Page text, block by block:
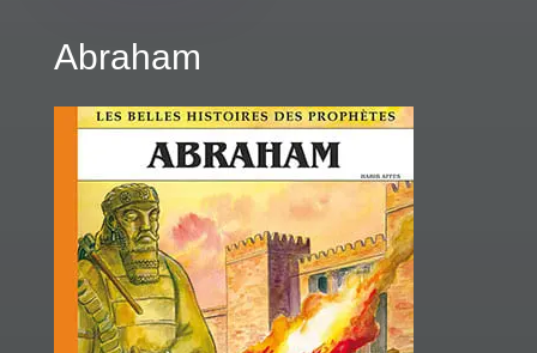
Abraham